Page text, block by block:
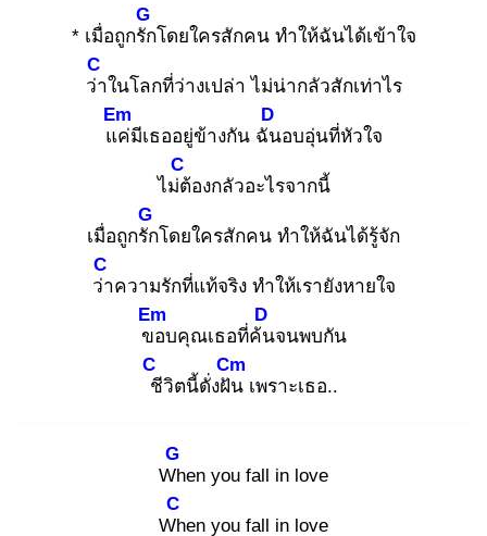
* เมื่อถูกรัก
G
โดยใครสักคน ทำให้ฉันได้เข้าใจ
ว่า
C
ในโลกที่ว่างเปล่า ไม่น่ากลัวสักเท่าไร
แค่
Em
มีเธออยู่ข้างกัน ฉัน
D
อบอุ่นที่หัวใจ
ไม่ต้
C
องกลัวอะไรจากนี้
เมื่อถูกรัก
G
โดยใครสักคน ทำให้ฉันได้รู้จัก
ว่า
C
ความรักที่แท้จริง ทำให้เรายังหายใจ
ขอ
Em
บคุณเธอที่ค้น
D
จนพบกัน
ชี
C
วิตนี้ดั่งฝัน
Cm
เพราะเธอ..
Wh
G
en you fall in love
Wh
C
en you fall in love